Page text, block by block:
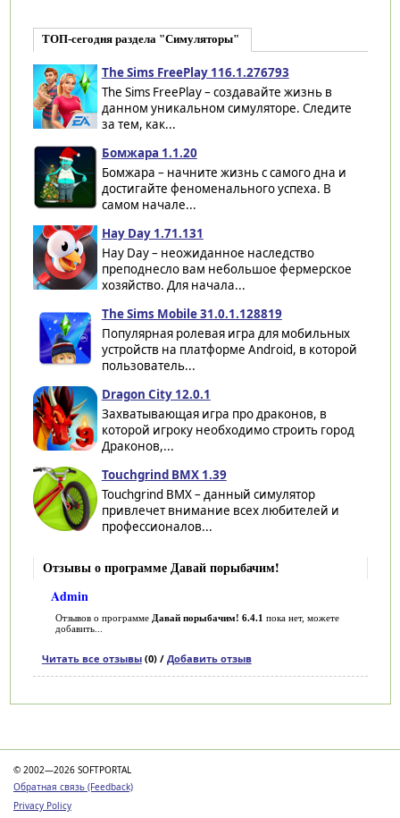
ТОП-сегодня раздела "Симуляторы"
The Sims FreePlay 116.1.276793
The Sims FreePlay – создавайте жизнь в
данном уникальном симуляторе. Следите
за тем, как...
Бомжара 1.1.20
Бомжара – начните жизнь с самого дна и
достигайте феноменального успеха. В
самом начале...
Hay Day 1.71.131
Hay Day – неожиданное наследство
преподнесло вам небольшое фермерское
хозяйство. Для начала...
The Sims Mobile 31.0.1.128819
Популярная ролевая игра для мобильных
устройств на платформе Android, в которой
пользователь...
Dragon City 12.0.1
Захватывающая игра про драконов, в
которой игроку необходимо строить город
Драконов,...
Touchgrind BMX 1.39
Touchgrind BMX – данный симулятор
привлечет внимание всех любителей и
профессионалов...
Отзывы о программе Давай порыбачим!
Admin
Отзывов о программе Давай порыбачим! 6.4.1 пока нет, можете
добавить...
Читать все отзывы(0) / Добавить отзыв
© 2002—2026 SOFTPORTAL
Обратная связь (Feedback)
Privacy Policy